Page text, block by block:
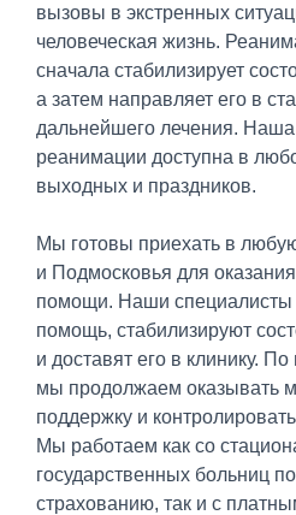
вызовы в экстренных
человеческая жизнь.
сначала стабилизирует
а затем направляет его в
дальнейшего лечения.
реанимации доступна в
выходных и праздников.
Мы готовы приехать в
и Подмосковья для
помощи. Наши специалисты
помощь, стабилизируют
и доставят его в клинику.
мы продолжаем оказывать
поддержку и
Мы работаем как со
государственных больниц
страхованию, так и с